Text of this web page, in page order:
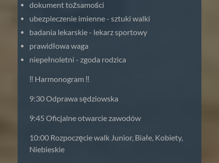
dokument tożsamości
ubezpieczenie imienne - sztuki walki
badania lekarskie - lekarz sportowy
prawidłowa waga
niepełnoletni - zgoda rodzica
‼️ Harmonogram ‼️
9:30 Odprawa sędziowska
9:45 Oficjalne otwarcie zawodów
10:00 Rozpoczęcie walk Junior, Białe, Kobiety,
Niebieskie